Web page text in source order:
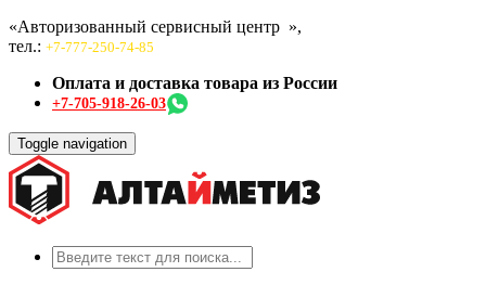
«Авторизованный сервисный центр »,
тел.: +7-777-250-74-85
Оплата и доставка товара из России
+7-705-918-26-03
Toggle navigation